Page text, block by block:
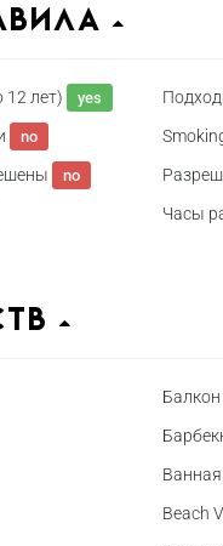
12 лет) yes
no
no
Часы
Балкон
Ванная
Beach